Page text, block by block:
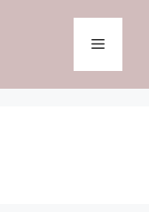
Menu